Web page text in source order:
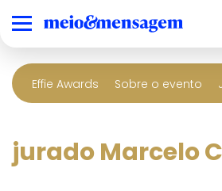
Effie Awards Sobre o evento
jurado Marcelo